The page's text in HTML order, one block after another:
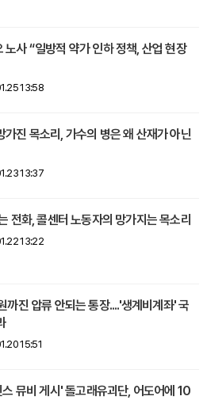
노사 “일방적 약가 인하 정책, 산업 현장
13:58
가진 목소리, 가수의 병은 왜 산재가 아닌
13:37
전화, 콜센터 노동자의 망가지는 목소리
13:22
진 압류 안되는 통장....'생계비계좌' 국
15:51
뮤비 게시' 돌고래유괴단, 어도어에 10